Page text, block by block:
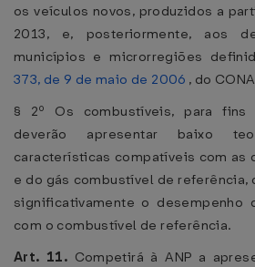
os veículos novos, produzidos a
2013, e, posteriormente, aos
municípios e microrregiões
373, de 9 de maio de 2006 , do
§ 2º Os combustíveis, para fins
deverão apresentar baixo
características compatíveis com as
e do gás combustível de referência,
significativamente o desempenho
com o combustível de referência.
Art. 11. Competirá à ANP a